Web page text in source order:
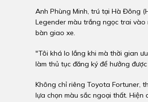
Anh Phùng Minh, trú tại Hà Đông
Legender màu trắng ngọc trai vào
bàn giao xe.
"Tôi khá lo lắng khi mà thời gian
làm thủ tục đăng ký để hưởng
Không chỉ riêng Toyota Fortuner,
lựa chọn màu sắc ngoại thất. Hiện